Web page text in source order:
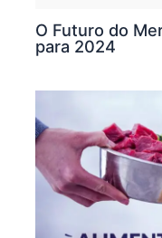
O Futuro do
para 2024